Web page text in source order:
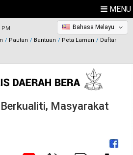
MENU
PM
Pautan Bantuan Peta Laman Daftar
Bahasa Melayu
Masyarakat